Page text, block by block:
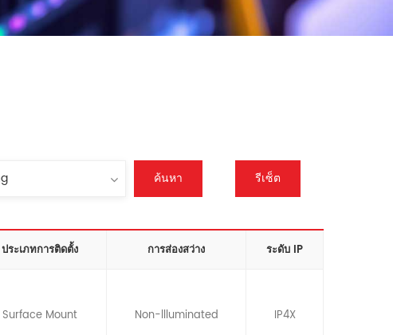
ค้นหา รีเซ็ต
ประเภทการติดตั้ง การส่องสว่าง ระดับ IP
Surface Mount Non-llluminated IP4X